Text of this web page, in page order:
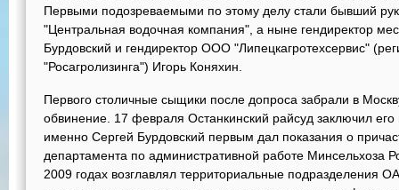
Первыми подозреваемыми по этому делу стали бывший
"Центральная водочная компания", а ныне гендиректор
Бурдовский и гендиректор ООО "Липецкагротехсервис"
"Росагролизинга") Игорь Коняхин.
Первого столичные сыщики после допроса забрали в
обвинение. 17 февраля Останкинский райсуд заключил
именно Сергей Бурдовский первым дал показания о
департамента по административной работе Минсельхоза
2009 годах возглавлял территориальные подразделения